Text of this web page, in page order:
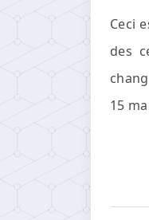
Ceci
des
15